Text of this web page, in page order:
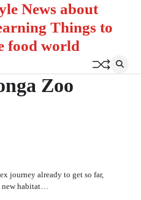
News about
Things to
food world
Zoo
journey already to get so far,
new habitat…